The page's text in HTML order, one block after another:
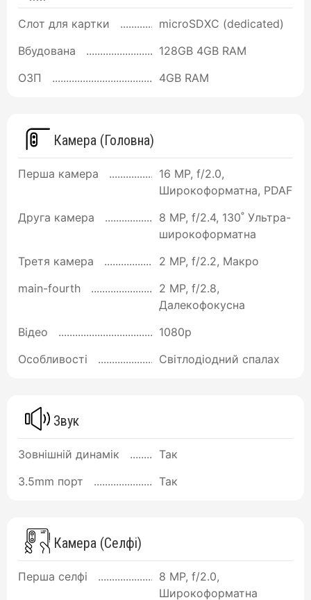
Слот для картки
microSDXC (dedicated)
Вбудована
128GB 4GB RAM
ОЗП
4GB RAM
Камера (Головна)
Перша камера
16 MP, f/2.0,
Широкоформатна, PDAF
Друга камера
8 MP, f/2.4, 130˚ Ультра-
широкоформатна
Третя камера
2 MP, f/2.2, Макро
main-fourth
2 MP, f/2.8,
Далекофокусна
Відео
1080p
Особливості
Світлодіодний спалах
Звук
Зовнішній динамік
Так
3.5mm порт
Так
Камера (Селфі)
Перша селфі
8 MP, f/2.0,
Широкоформатна